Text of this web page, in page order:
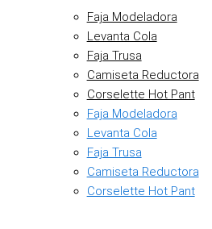
Faja Modeladora
Levanta Cola
Faja Trusa
Camiseta Reductora
Corselette Hot Pant
Faja Modeladora
Levanta Cola
Faja Trusa
Camiseta Reductora
Corselette Hot Pant